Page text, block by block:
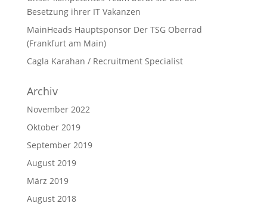
Besetzung ihrer IT Vakanzen
MainHeads Hauptsponsor Der TSG Oberrad
(Frankfurt am Main)
Cagla Karahan / Recruitment Specialist
Archiv
November 2022
Oktober 2019
September 2019
August 2019
März 2019
August 2018